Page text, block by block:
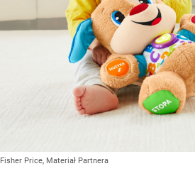
Fisher Price, Materiał Partnera